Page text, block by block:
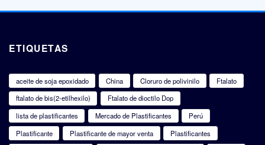
ETIQUETAS
aceite de soja epoxidado China Cloruro de polivinilo
Ftalato
ftalato de bis(2-etilhexilo)
Ftalato de dioctilo Dop
lista de plastificantes
Mercado de Plastificantes
Perú
Plastificante
Plastificante de mayor venta Plastificantes